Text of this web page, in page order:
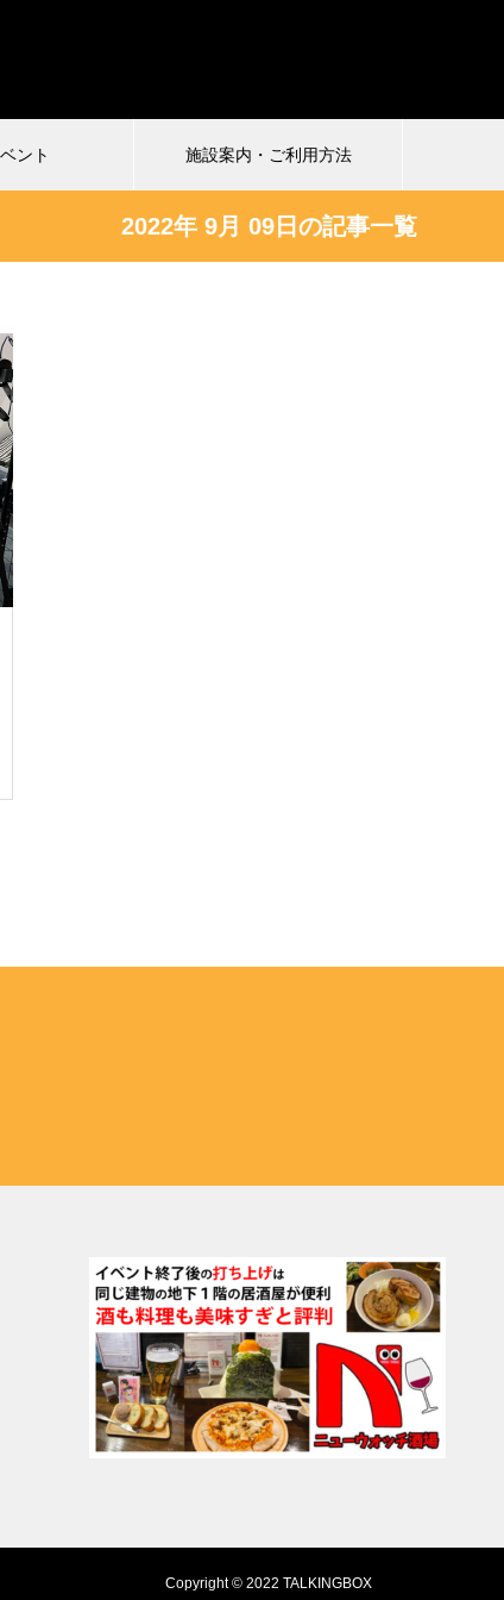
ント 施設案内・ご利用方法
受付中
VS珍アニメ ヘンテコ対決
タ)6
2022年 9月 09日の記事一覧
Copyright © 2022 TALKINGBOX